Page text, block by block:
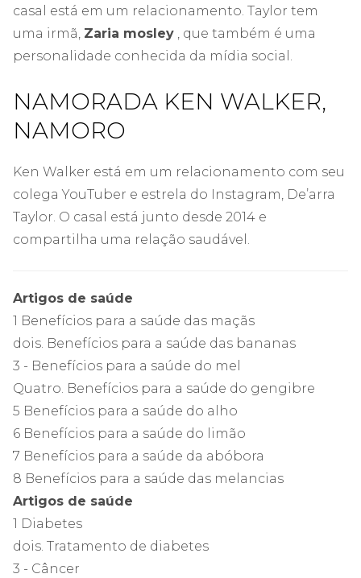
casal está em um relacionamento. Taylor tem
uma irmã, Zaria mosley , que também é uma
personalidade conhecida da mídia social.
NAMORADA KEN WALKER,
NAMORO
Ken Walker está em um relacionamento com seu
colega YouTuber e estrela do Instagram, De’arra
Taylor. O casal está junto desde 2014 e
compartilha uma relação saudável.
Artigos de saúde
1 Benefícios para a saúde das maçãs
dois. Benefícios para a saúde das bananas
3 - Benefícios para a saúde do mel
Quatro. Benefícios para a saúde do gengibre
5 Benefícios para a saúde do alho
6 Benefícios para a saúde do limão
7 Benefícios para a saúde da abóbora
8 Benefícios para a saúde das melancias
Artigos de saúde
1 Diabetes
dois. Tratamento de diabetes
3 - Câncer